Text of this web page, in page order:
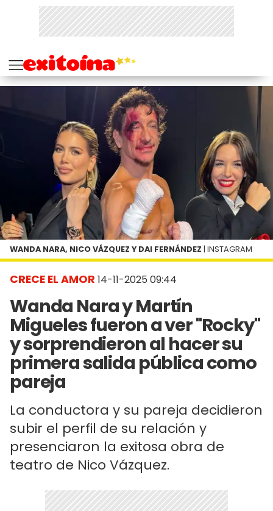
CRECE EL AMOR 14-11-2025 09:44
Wanda Nara y Martín
Migueles fueron a ver "Rocky"
y sorprendieron al hacer su
primera salida pública como
pareja
La conductora y su pareja decidieron
subir el perfil de su relación y
presenciaron la exitosa obra de
teatro de Nico Vázquez.
WANDA NARA, NICO VÁZQUEZ Y DAI FERNÁNDEZ | INSTAGRAM